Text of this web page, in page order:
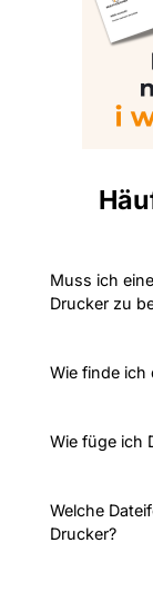
Muss ich
Drucker zu
Wie finde ich
Wie füge ich
Welche
Drucker?